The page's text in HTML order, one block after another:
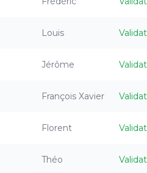
Louis
Jérôme
François Xavier
Florent
Théo